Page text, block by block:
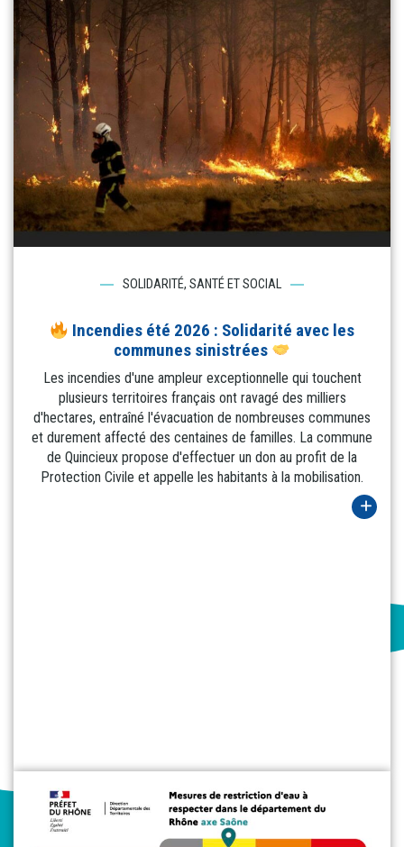
SOLIDARITÉ, SANTÉ ET SOCIAL
Incendies été 2026 : Solidarité avec les
communes sinistrées
Les incendies d'une ampleur exceptionnelle qui touchent
plusieurs territoires français ont ravagé des milliers
d'hectares, entraîné l'évacuation de nombreuses communes
et durement affecté des centaines de familles. La commune
de Quincieux propose d'effectuer un don au profit de la
Protection Civile et appelle les habitants à la mobilisation.